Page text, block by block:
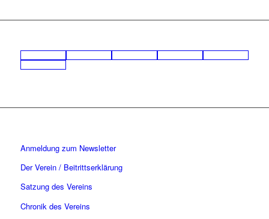
Anmeldung zum Newsletter
Der Verein / Beitrittserklärung
Satzung des Vereins
Chronik des Vereins